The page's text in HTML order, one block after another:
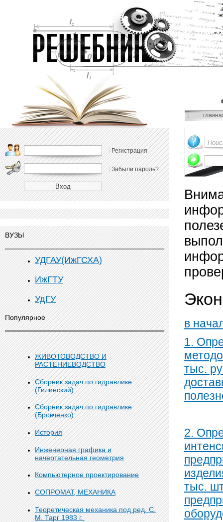
Регистрация
Забыли пароль?
ВУЗЫ
УДГАУ(ИжГСХА)
ИжГТУ
УдГУ
Популярное
ЖИВОТОВОДСТВО И
РАСТЕНИЕВОДСТВО
Сборник задач по гидравлике
(Гилинский)
Сборник задач по гидравлике
(Бровченко)
История
Инженерная графика и
начертательная геометрия
Компьютерное проектирование
СОПРОМАТ, МЕХАНИКА
Теоретическая механика под ред. С.
М. Тарг 1983 г.
в
1.
тыс.
2.
тыс.